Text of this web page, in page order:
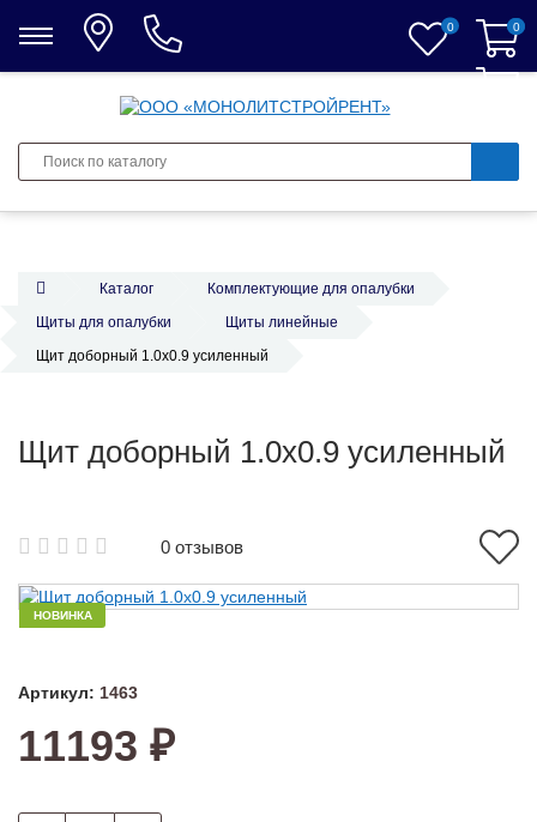
0 0
0
Каталог
Комплектующие для опалубки
Щиты для опалубки
Щиты линейные
Щит доборный 1.0х0.9 усиленный
Щит доборный 1.0х0.9 усиленный
0 отзывов
НОВИНКА
Артикул: 1463
11193 ₽